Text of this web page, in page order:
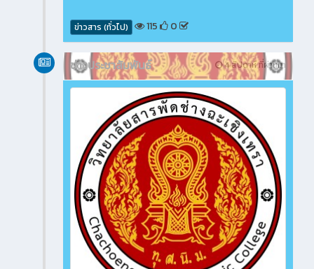
ข่าวสาร (ทั่วไป) 115 0
4 สัปดาห์ ที่ผ่านมา
ข่าวประชาสัมพันธ์